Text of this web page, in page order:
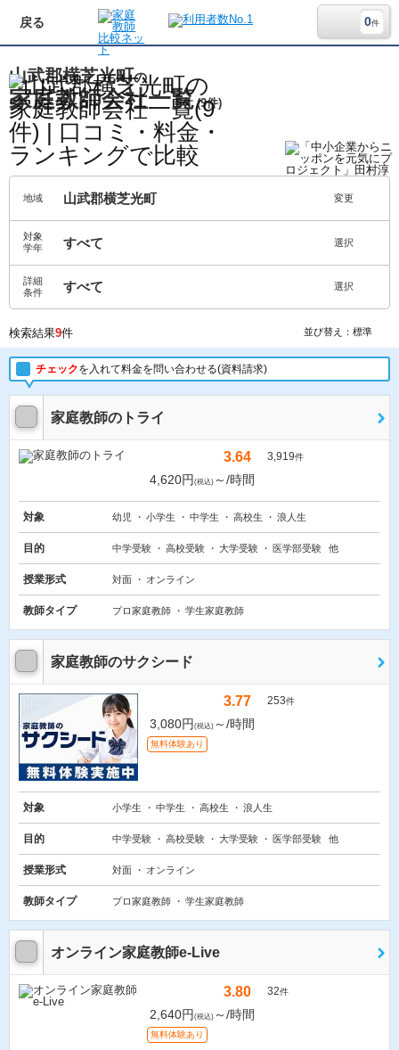
戻る 0件
山武郡横芝光町の
家庭教師会社一覧 (9件)
地域 山武郡横芝光町 変更
対象
学年
すべて 選択
詳細
条件
すべて 選択
検索結果9件 並び替え：標準
チェックを入れて料金を問い合わせる(資料請求)
家庭教師のトライ
3.64 3,919件
4,620円 (税込) ～/時間
対象 幼児 小学生 中学生 高校生 浪人生
目的 中学受験 高校受験 大学受験 医学部受験 他
授業形式 対面 オンライン
教師タイプ プロ家庭教師 学生家庭教師
家庭教師のサクシード
3.77 253件
3,080円 (税込) ～/時間
無料体験あり
対象 小学生 中学生 高校生 浪人生
目的 中学受験 高校受験 大学受験 医学部受験 他
授業形式 対面 オンライン
教師タイプ プロ家庭教師 学生家庭教師
オンライン家庭教師e-Live
3.80 32件
2,640円 (税込) ～/時間
無料体験あり